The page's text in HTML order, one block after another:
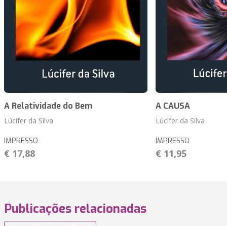
A Relatividade do Bem
Lúcifer da Silva
IMPRESSO
€ 17,88
A CAUSA
Lúcifer da Silva
IMPRESSO
€ 11,95
Publicações relacionadas